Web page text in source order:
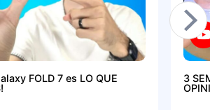
FOLD 7 es LO QUE
3